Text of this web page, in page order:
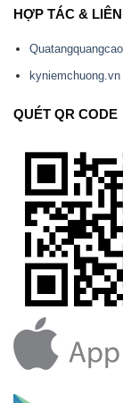
HỢP TÁC &
kyniemchuong.vn
QUÉT QR CODE